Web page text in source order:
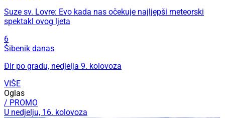
Suze sv. Lovre: Evo kada nas očekuje najljepši meteorski
spektakl ovog ljeta
6
Šibenik danas
Đir po gradu, nedjelja 9. kolovoza
VIŠE
Oglas
/ PROMO
U nedjelju, 16. kolovoza